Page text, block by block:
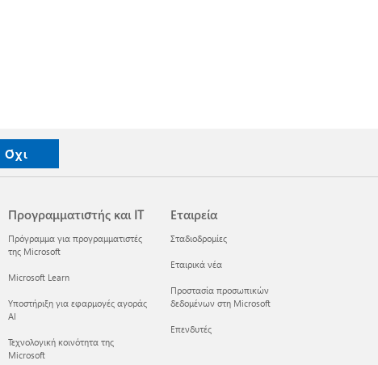
Όχι
Προγραμματιστής και IT
Πρόγραμμα για προγραμματιστές
της Microsoft
Microsoft Learn
Υποστήριξη για εφαρμογές αγοράς
AI
Τεχνολογική κοινότητα της
Microsoft
Εταιρεία
Σταδιοδρομίες
Εταιρικά νέα
Προστασία προσωπικών
δεδομένων στη Microsoft
Επενδυτές